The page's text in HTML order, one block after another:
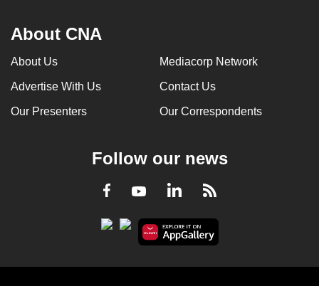
About CNA
About Us Mediacorp Network
Advertise With Us Contact Us
Our Presenters Our Correspondents
Follow our news
Facebook
YoutubeLinkedInRSS